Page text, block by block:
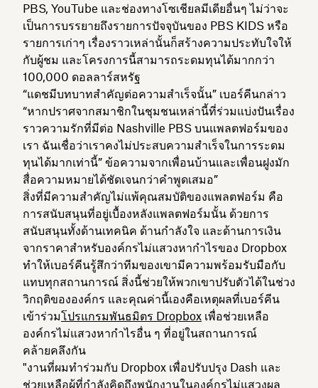
PBS, YouTube และช่องทางโซเชียลมีเดียอื่นๆ ไม่ว่าจะ
เป็นการบรรยายถึงรายการปัจจุบันของ PBS KIDS หรือ
รายการเก่าๆ เรื่องราวเหล่านั้นก็สร้างความประทับใจให้
กับผู้ชม และโครงการนี้สามารถระดมทุนได้มากกว่า
100,000 ดอลลาร์สหรัฐ
“แดชมีบทบาทสำคัญต่อความสำเร็จนั้น” เบอร์คีนกล่าว
“หากปราศจากสมาชิกในชุมชนเหล่านี้ที่ร่วมแบ่งปันเรื่อง
ราวความรักที่มีต่อ Nashville PBS บนแพลตฟอร์มของ
เรา ฉันเชื่อว่าเราคงไม่ประสบความสำเร็จในการระดม
ทุนได้มากเท่านี้” ข้อความจากเพื่อนบ้านและเพื่อนฝูงมัก
สื่อความหมายได้ชัดเจนกว่าคำพูดเสมอ”
สิ่งที่มีความสำคัญไม่แพ้คุณสมบัติของแพลตฟอร์ม คือ
การสนับสนุนที่อยู่เบื้องหลังแพลตฟอร์มนั้น ด้วยการ
สนับสนุนทั้งด้านเทคนิค ด้านกำลังใจ และด้านการเงิน
จากราคาสำหรับองค์กรไม่แสวงหากำไรของ Dropbox
ทำให้เบอร์คีนรู้สึกว่าทีมของเขามีความพร้อมรับมือกับ
แทบทุกสถานการณ์ สิ่งนี้ช่วยให้พวกเขาปรับตัวได้ในช่วง
วิกฤติขององค์กร และคุณค่านี้เองคือเหตุผลที่เบอร์คีน
เข้าร่วมโปรแกรมพันธมิตร Dropbox เพื่อช่วยเหลือ
องค์กรไม่แสวงหากำไรอื่น ๆ ที่อยู่ในสถานการณ์
คล้ายคลึงกัน
"งานที่ผมทำร่วมกับ Dropbox เพื่อปรับปรุง Dash และ
ช่วยเหลือผู้ที่กำลังคิดถึงพนักงานในองค์กรไม่แสวงผล